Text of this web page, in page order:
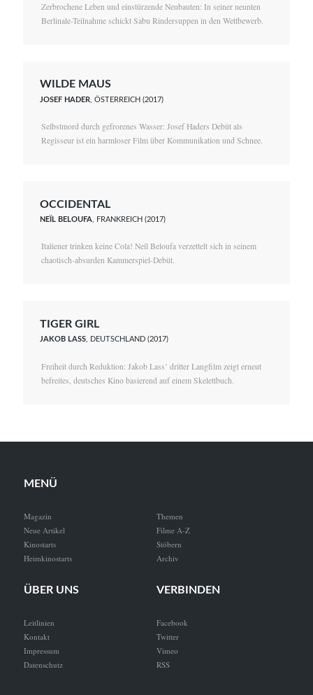
Zerbrochene Leben und einstürzende Neubauten: In seiner neunten
Berlinale-Teilnahme schickt Sabu Rindersuppen in den Wettbewerb.
WILDE MAUS
JOSEF HADER , ÖSTERREICH (2017)
Selbstmord durch gefrorenes Wasser: Josef Haders Debüt als
Regisseur ist ein harmloser Film über Kommunikation und Schnee.
OCCIDENTAL
NEÏL BELOUFA , FRANKREICH (2017)
Italiener trinken keine Cola! Neïl Beloufa verzettelt sich in seinem
chaotisch-absurden Kammerspiel-Debüt.
TIGER GIRL
JAKOB LASS, DEUTSCHLAND (2017)
Freiheit durch Reduktion: Jakob Lass’ dritter Langfilm zeigt erneut
befreites, deutsches Kino basierend auf einem Skelettbuch.
MENÜ
Magazin
Neue Artikel
Kinostarts
Heimkinostarts
Themen
Filme A-Z
Stöbern
Archiv
ÜBER UNS
Leitlinien
Kontakt
Impressum
Datenschutz
VERBINDEN
Facebook
Twitter
Vimeo
RSS